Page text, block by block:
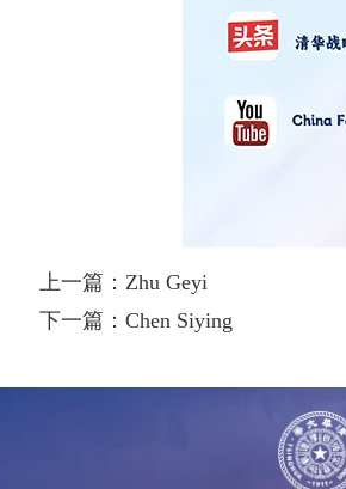
上一篇：Zhu Geyi
下一篇：Chen Siying